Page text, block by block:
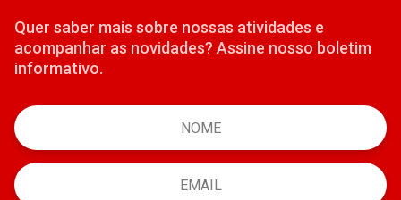
Quer saber mais sobre nossas atividades e
acompanhar as novidades? Assine nosso boletim
informativo.